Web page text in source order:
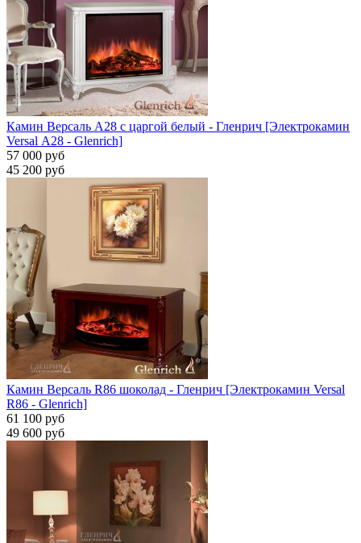
Камин Версаль A28 с царгой белый - Гленрич [Электрокамин
Versal А28 - Glenrich]
57 000 руб
45 200 руб
Камин Версаль R86 шоколад - Гленрич [Электрокамин Versal
R86 - Glenrich]
61 100 руб
49 600 руб